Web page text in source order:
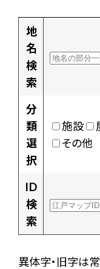
地
名
検
索
分
類
選
択
施設
その他
ID
検
索
異体字・旧字は